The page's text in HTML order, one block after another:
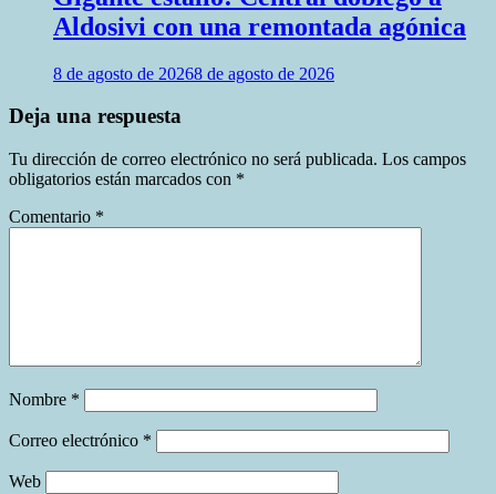
Aldosivi con una remontada agónica
8 de agosto de 20268 de agosto de 2026
Deja una respuesta
Tu dirección de correo electrónico no será publicada. Los campos
obligatorios están marcados con *
Comentario *
Nombre *
Correo electrónico *
Web